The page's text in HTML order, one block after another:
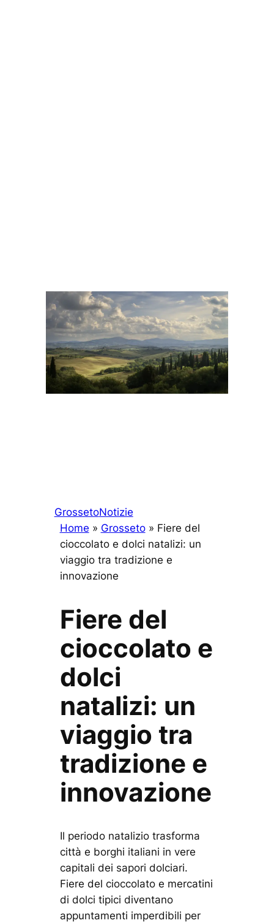
GrossetoNotizie
Home » Grosseto» Fiere del
cioccolato e dolci natalizi: un
viaggio tra tradizione e
innovazione
Fiere del
cioccolato e
dolci
natalizi: un
viaggio tra
tradizione e
innovazione
Il periodo natalizio trasforma
città e borghi italiani in vere
capitali dei sapori dolciari.
Fiere del cioccolato e mercatini
di dolci tipici diventano
appuntamenti imperdibili per